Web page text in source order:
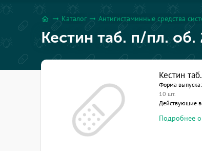
home arrow_right_alt Каталог arrow_right_alt Антигистаминные средства
Кестин таб. п/пл.
Кестин
Форма выпуска:
10 шт.
Действующие
Подробнее о